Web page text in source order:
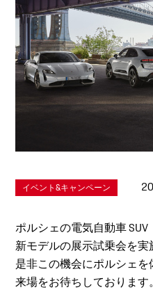
イベント&キャンペーン
ポルシェの電気自動車 SUV
新モデルの展示試乗会を実
是非この機会にポルシェ
来場をお待ちしております。